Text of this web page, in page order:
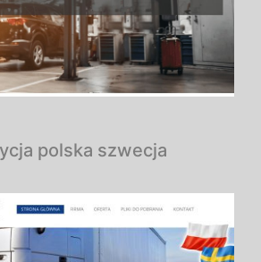
polska szwecja